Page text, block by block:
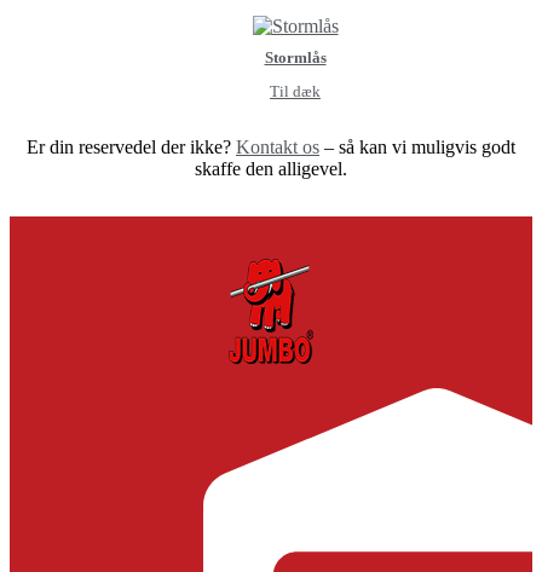
Stormlås
Til dæk
Er din reservedel der ikke? Kontakt os – så kan vi muligvis godt
skaffe den alligevel.